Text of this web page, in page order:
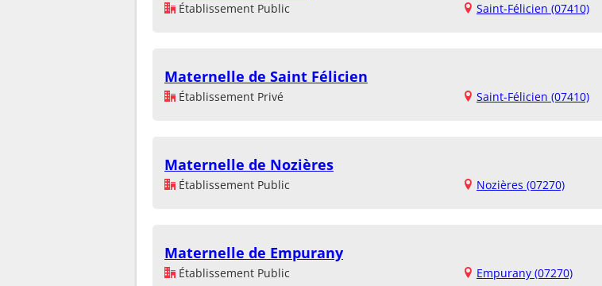
Établissement Public Saint-Félicien (07410)
Maternelle de Saint Félicien
Établissement Privé Saint-Félicien (07410)
Maternelle de Nozières
Établissement Public Nozières (07270)
Maternelle de Empurany
Établissement Public Empurany (07270)